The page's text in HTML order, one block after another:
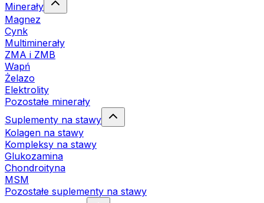
Minerały
Magnez
Cynk
Multiminerały
ZMA i ZMB
Wapń
Żelazo
Elektrolity
Pozostałe minerały
Suplementy na stawy
Kolagen na stawy
Kompleksy na stawy
Glukozamina
Chondroityna
MSM
Pozostałe suplementy na stawy